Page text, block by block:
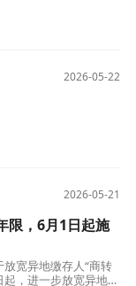
2026-05-22
2026-05-21
限，6月1日起施
宽异地缴存人“商转
，进一步放宽异地缴